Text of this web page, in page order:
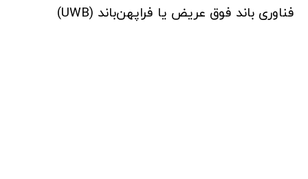
فناوری باند فوق عریض یا فراپهن‌باند (UWB)